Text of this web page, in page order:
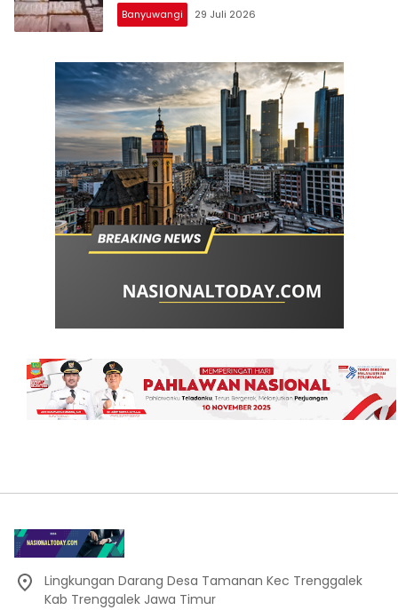
Banyuwangi 29 Juli 2026
Lingkungan Darang Desa Tamanan Kec Trenggalek
Kab Trenggalek Jawa Timur